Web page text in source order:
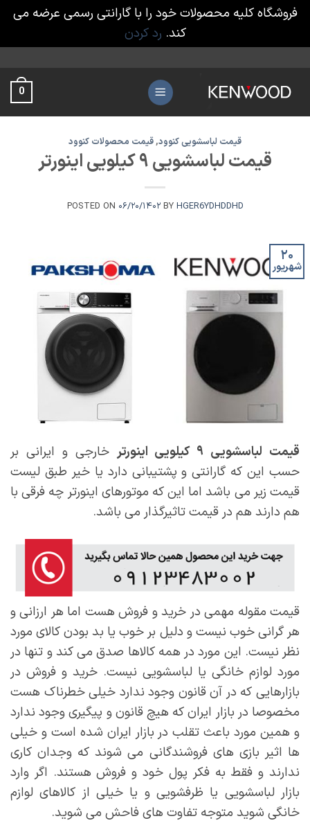
فروشگاه کلیه محصولات خود را با گارانتی رسمی عرضه می
کند. رد کردن
content
0
قیمت لباسشویی کنوود,قیمت محصولات کنوود
قیمت لباسشویی ۹ کیلویی اینورتر
POSTED ON ۰۶/۲۰/۱۴۰۲ BY HGER6YDHDDHD
۲۰
شهریور
قیمت لباسشویی ۹ کیلویی اینورتر
خارجی و ایرانی بر
حسب این که گارانتی و پشتیبانی دارد یا خیر طبق لیست
قیمت زیر می باشد اما این که موتورهای اینورتر چه فرقی با
هم دارند هم در قیمت تاثیرگذار می باشد.
قیمت مقوله مهمی در خرید و فروش هست اما هر ارزانی و
هر گرانی خوب نیست و دلیل بر خوب یا بد بودن کالای مورد
نظر نیست. این مورد در همه کالاها صدق می کند و تنها در
مورد لوازم خانگی یا لباسشویی نیست. خرید و فروش در
بازارهایی که در آن قانون وجود ندارد خیلی خطرناک هست
مخصوصا در بازار ایران که هیچ قانون و پیگیری وجود ندارد
و همین مورد باعث تقلب در بازار ایران شده است و خیلی
ها اثیر بازی های فروشندگانی می شوند که وجدان کاری
ندارند و فقط به فکر پول خود و فروش هستند. اگر وارد
بازار لباسشویی یا ظرفشویی و یا خیلی از کالاهای لوازم
خانگی شوید متوجه تفاوت های فاحش می شوید.